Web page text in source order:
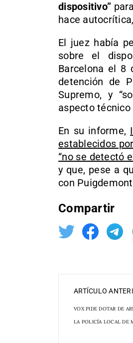
dispositivo”
hace
El juez había
sobre el
Barcelona el 8
detención de
Supremo, y
aspecto técnico
En su informe,
establecidos
“no se detectó
y que, pese a
con
Compartir
ARTÍCULO
VOX PIDE DOTAR DE
LA POLICÍA LOCAL DE